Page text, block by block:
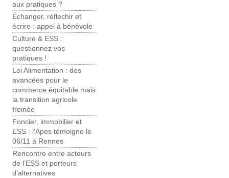
aux pratiques ?
Échanger, réflechir et
écrire : appel à bénévole
Culture & ESS :
questionnez vos
pratiques !
Loi Alimentation : des
avancées pour le
commerce équitable mais
la transition agricole
freinée
Foncier, immobilier et
ESS : l’Apes témoigne le
06/11 à Rennes
Rencontre entre acteurs
de l’ESS et porteurs
d’alternatives